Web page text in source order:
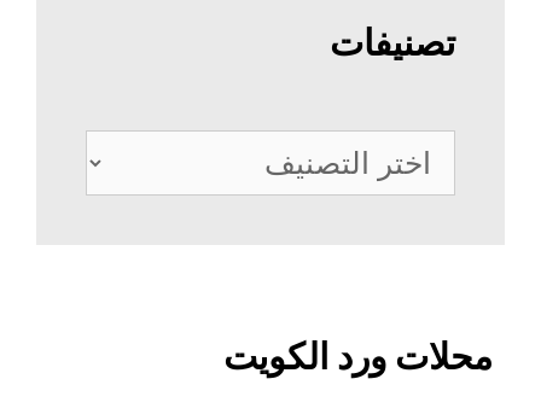
تصنيفات
تصنيفات
محلات ورد الكويت